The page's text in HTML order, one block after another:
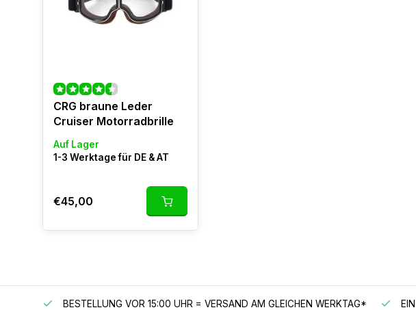
CRG braune Leder
Cruiser Motorradbrille
Auf Lager
1-3 Werktage für DE & AT
€45,00
BESTELLUNG VOR 15:00 UHR = VERSAND AM GLEICHEN WERKTAG*